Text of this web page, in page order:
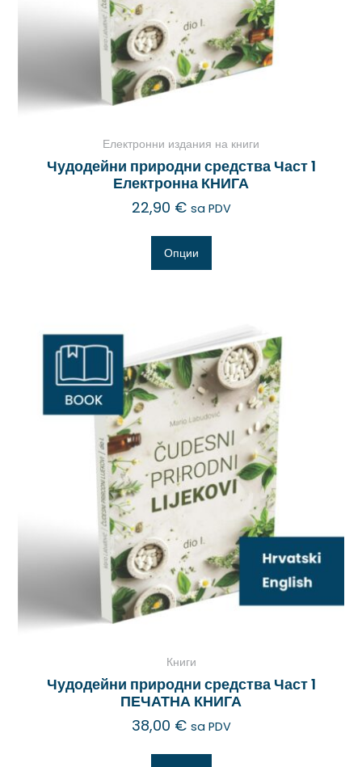
Електронни издания на книги
Чудодейни природни средства Част 1
Електронна КНИГА
22,90 € sa PDV
Опции
Книги
Чудодейни природни средства Част 1
ПЕЧАТНА КНИГА
38,00 € sa PDV